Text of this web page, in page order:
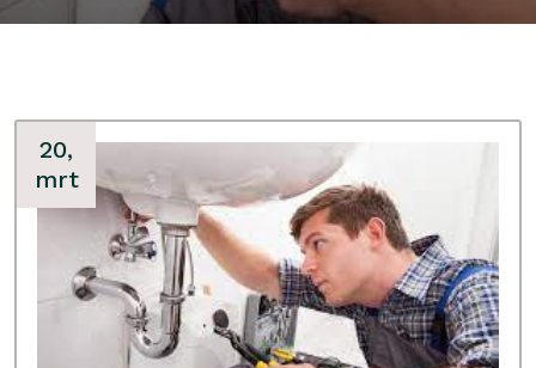
20,
mrt